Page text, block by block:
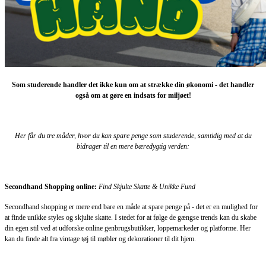
Som studerende handler det ikke kun om at strække din økonomi - det handler
også om at gøre en indsats for miljøet!
Her får du tre måder, hvor du kan spare penge som studerende, samtidig med at du
bidrager til en mere bæredygtig verden:
Secondhand Shopping online: Find Skjulte Skatte & Unikke Fund
Secondhand shopping er mere end bare en måde at spare penge på - det er en mulighed for
at finde unikke styles og skjulte skatte. I stedet for at følge de gængse trends kan du skabe
din egen stil ved at udforske online genbrugsbutikker, loppemarkeder og platforme. Her
kan du finde alt fra vintage tøj til møbler og dekorationer til dit hjem.